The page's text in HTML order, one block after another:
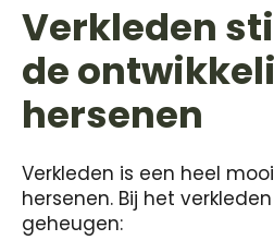
Verkleden
de
hersenen
Verkleden is een heel
hersenen. Bij het
geheugen: